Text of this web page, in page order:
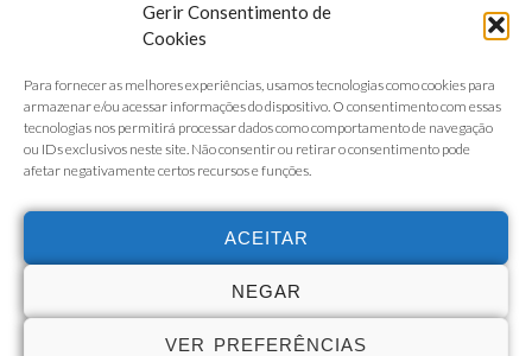
Gerir Consentimento de
Cookies
Para fornecer as melhores experiências, usamos tecnologias como cookies para
armazenar e/ou acessar informações do dispositivo. O consentimento com essas
tecnologias nos permitirá processar dados como comportamento de navegação
ou IDs exclusivos neste site. Não consentir ou retirar o consentimento pode
afetar negativamente certos recursos e funções.
ACEITAR
NEGAR
VER PREFERÊNCIAS
Silveira
Seg - Sex :
9h30 -
13h/14h30
9h30 -
915 527
Privacidade
Finalizar
Encomenda
Carrinho de
Custo da
chamada para a
rede móvel ou
fixa de acordo
com o seu
tarifário
MÉTODOS DE
PAGAMENTO